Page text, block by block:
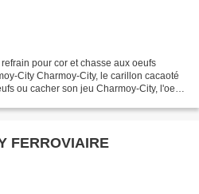
City Charmoy-City, le carillon cacaoté
ou cacher son jeu Charmoy-City, l'oeuf
FERROVIAIRE